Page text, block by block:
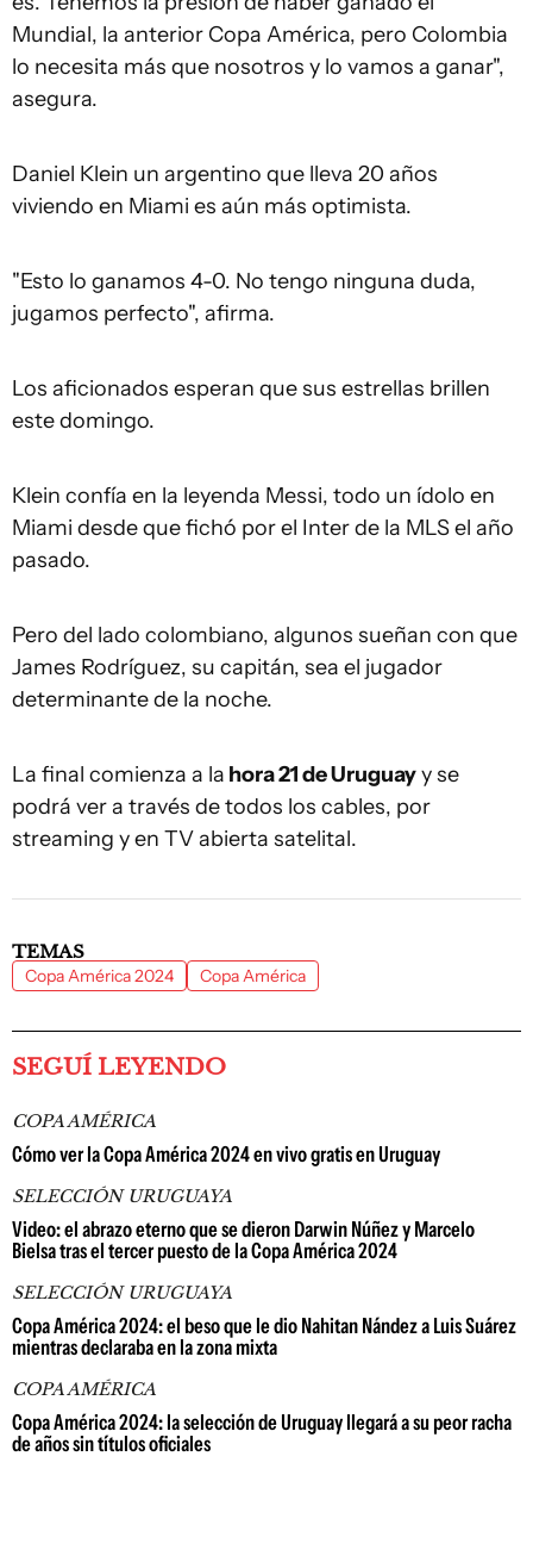
Mundial, la anterior Copa América, pero Colombia
lo necesita más que nosotros y lo vamos a ganar",
asegura.
Daniel Klein un argentino que lleva 20 años
viviendo en Miami es aún más optimista.
"Esto lo ganamos 4-0. No tengo ninguna duda,
jugamos perfecto", afirma.
Los aficionados esperan que sus estrellas brillen
este domingo.
Klein confía en la leyenda Messi, todo un ídolo en
Miami desde que fichó por el Inter de la MLS el año
pasado.
Pero del lado colombiano, algunos sueñan con que
James Rodríguez, su capitán, sea el jugador
determinante de la noche.
La final comienza a la hora 21 de Uruguayy se
podrá ver a través de todos los cables, por
streaming y en TV abierta satelital.
TEMAS
Copa América 2024 Copa América
SEGUÍ LEYENDO
COPA AMÉRICA
Cómo ver la Copa América 2024 en vivo gratis en Uruguay
SELECCIÓN URUGUAYA
Video: el abrazo eterno que se dieron Darwin Núñez y Marcelo
Bielsa tras el tercer puesto de la Copa América 2024
SELECCIÓN URUGUAYA
Copa América 2024: el beso que le dio Nahitan Nández a Luis Suárez
mientras declaraba en la zona mixta
COPA AMÉRICA
Copa América 2024: la selección de Uruguay llegará a su peor racha
de años sin títulos oficiales